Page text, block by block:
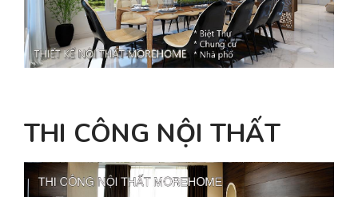
THI CÔNG NỘI THẤT